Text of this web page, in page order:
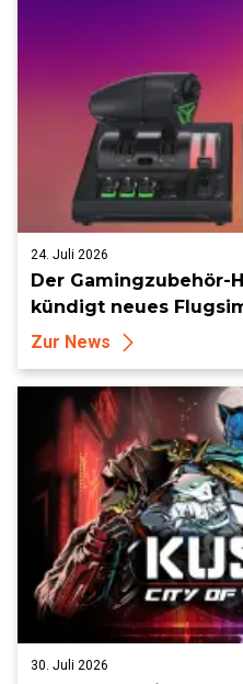
24. Juli 2026
Der Gamingzubehör-
kündigt neues
Zur News
30. Juli 2026